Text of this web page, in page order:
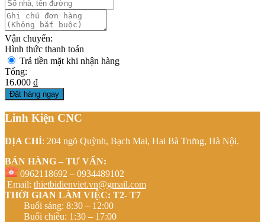
Vận chuyển:
Hình thức thanh toán
Trả tiền mặt khi nhận hàng
Tổng:
16.000 ₫
Đặt hàng ngay
Linh Kiện CNC
ĐỊA CHỈ: 204 ngõ Quỳnh, Bạch Mai, Hai Bà Trưng, Hà Nội.
BÁN HÀNG – TƯ VẤN:
0962118692 – 0934489102
Email: thietbidienviet.vn@gmail.com
THỜI GIAN LÀM VIỆC: T2- T7
Buổi sáng: 8:30 – 12:00
Buổi chiều: 1:30 – 17:00